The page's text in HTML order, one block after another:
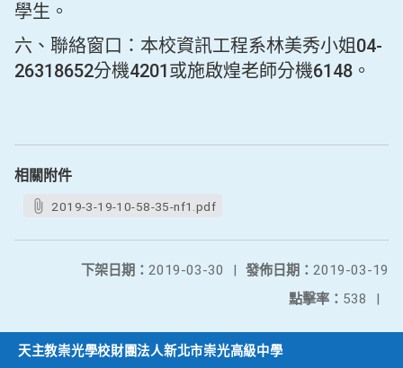
學生。
六、聯絡窗口：本校資訊工程系林美秀小姐04-
26318652分機4201或施啟煌老師分機6148。
相關附件
2019-3-19-10-58-35-nf1.pdf
發佈日期： 2019-03-19
下架日期： 2019-03-30
|
點擊率： 538 |
天主教崇光學校財團法人新北市崇光高級中學